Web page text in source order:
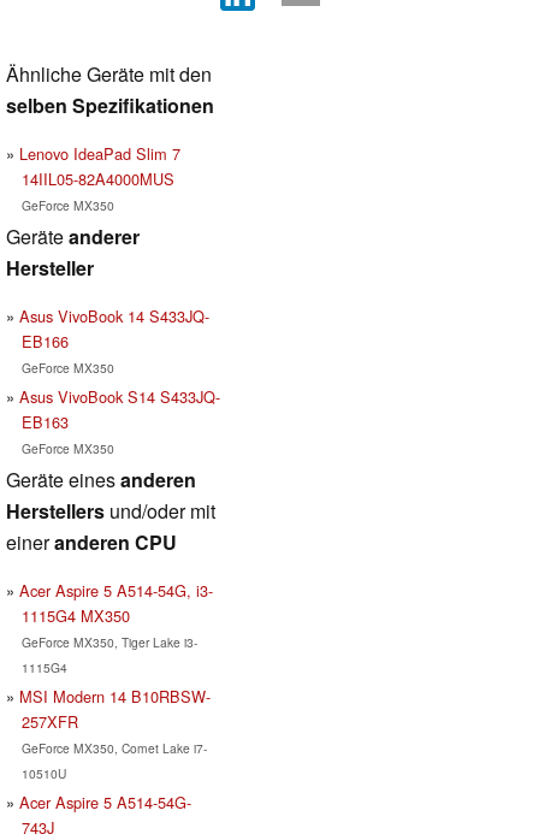
Ähnliche Geräte mit den
selben Spezifikationen
Lenovo IdeaPad Slim 7
14IIL05-82A4000MUS
GeForce MX350
Geräteanderer
Hersteller
Asus VivoBook 14 S433JQ-
EB166
GeForce MX350
Asus VivoBook S14 S433JQ-
EB163
GeForce MX350
Geräte einesanderen
Herstellers und/oder mit
eineranderen CPU
Acer Aspire 5 A514-54G, i3-
1115G4 MX350
GeForce MX350, Tiger Lake i3-
1115G4
MSI Modern 14 B10RBSW-
257XFR
GeForce MX350, Comet Lake i7-
10510U
Acer Aspire 5 A514-54G-
743J